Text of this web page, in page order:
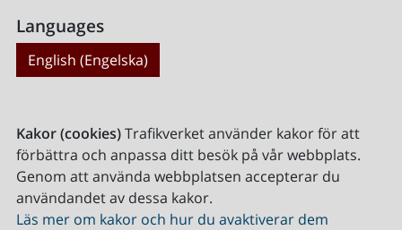
Languages
English (Engelska)
Kakor (cookies)Trafikverket använder kakor för att
förbättra och anpassa ditt besök på vår webbplats.
Genom att använda webbplatsen accepterar du
användandet av dessa kakor.
Läs mer om kakor och hur du avaktiverar dem